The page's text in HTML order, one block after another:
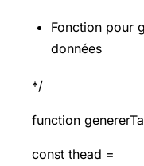
Fonction pour
données
*/
function
const thead =